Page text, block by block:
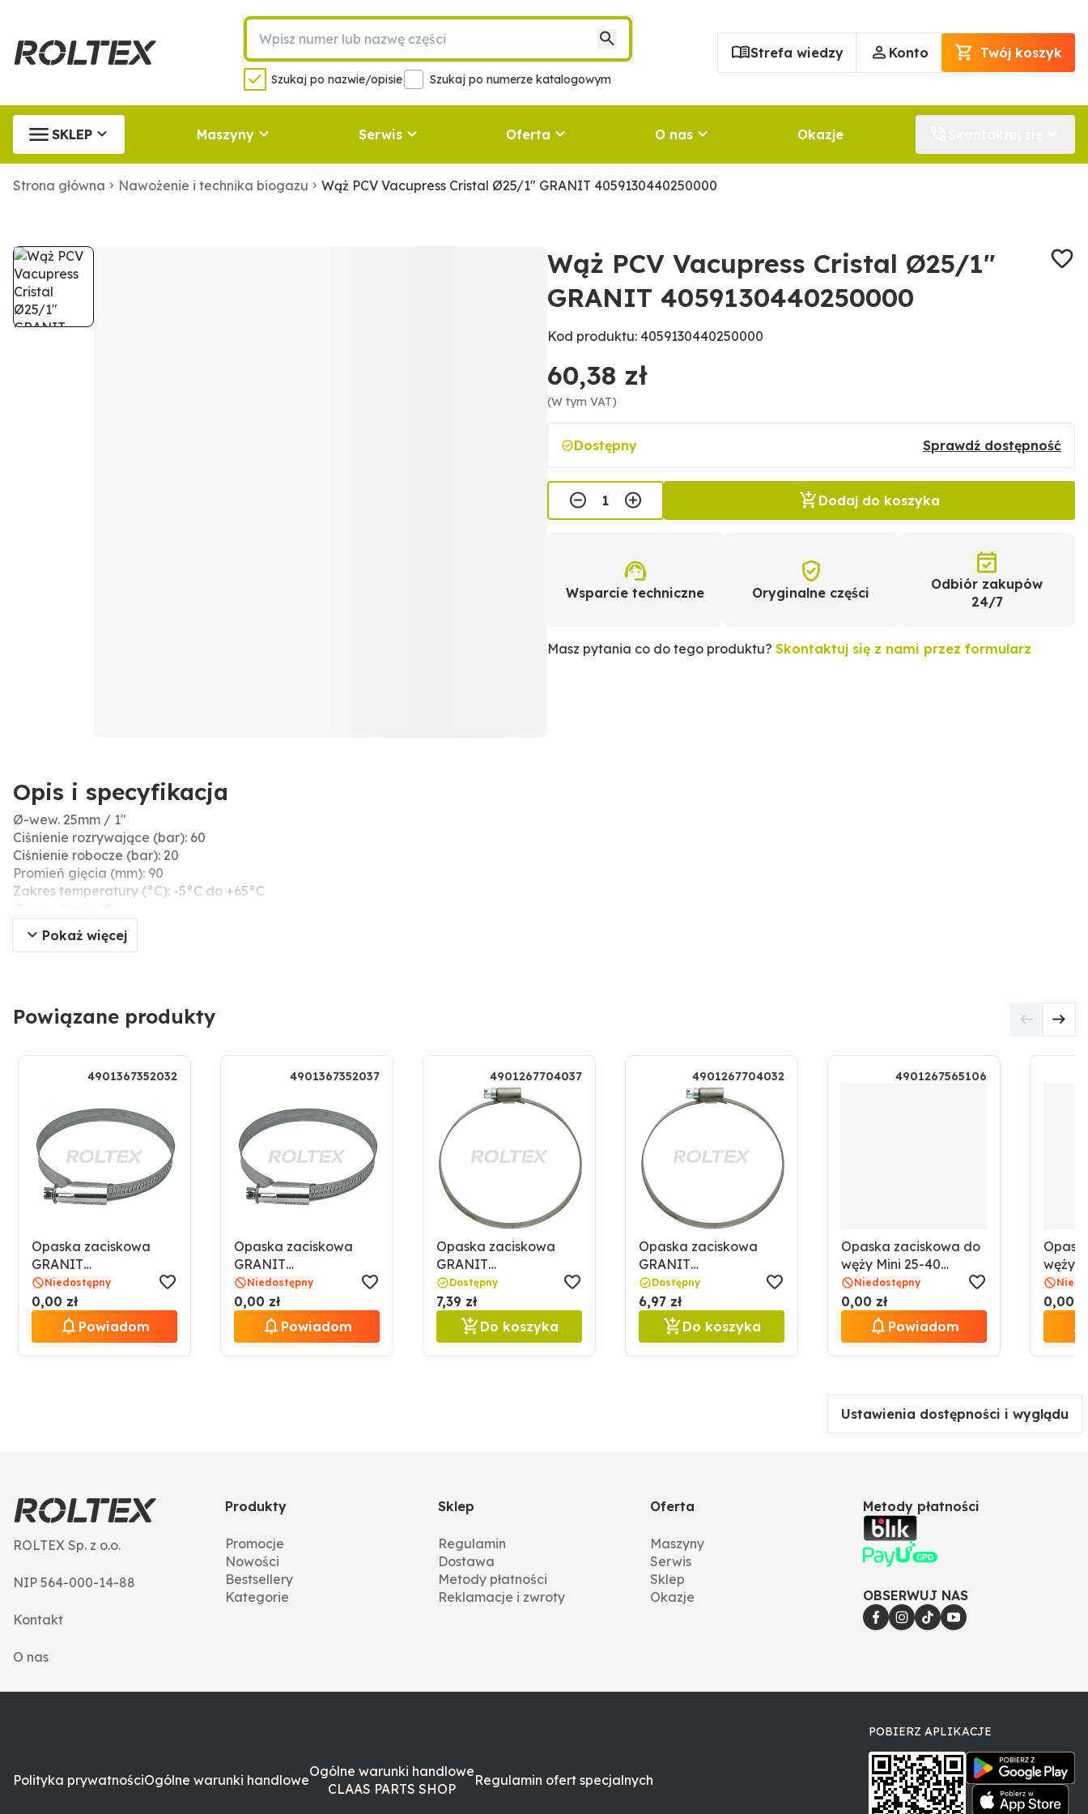
Szukaj po nazwie/opisie Szukaj po numerze katalogowym
Strefa wiedzy Konto Twój koszyk
SKLEP Maszyny Serwis Oferta O nas Okazje
Strona główna Nawożenie i technika biogazu Wąż PCV Vacupress Cristal Ø25/1" GRANIT 4059130440250000
Wąż PCV Vacupress Cristal Ø25/1"
GRANIT 4059130440250000
Kod produktu: 4059130440250000
60,38 zł
(W tym VAT)
Dostępny Sprawdź dostępność
Dodaj do koszyka
Wsparcie techniczne Oryginalne części
Odbiór zakupów
24/7
Masz pytania co do tego produktu? Skontaktuj się z nami przez formularz
Opis i specyfikacja
Ø-wew. 25mm / 1"
Ciśnienie rozrywające (bar): 60
Ciśnienie robocze (bar): 20
Promień gięcia (mm): 90
Zakres temperatury (°C): -5°C do +65°C
Długość rolki (m): 60
Próżnia (bar): 0,88
Średnica wew. (cale): 1"
Pokaż więcej
Powiązane produkty
4901367352032
Opaska zaciskowa
GRANIT
4901367352032
Niedostępny
0,00 zł
Powiadom
4901367352037
Opaska zaciskowa
GRANIT
4901367352037
Niedostępny
0,00 zł
Powiadom
4901267704037
Opaska zaciskowa
GRANIT
4901267704037
Dostępny
7,39 zł
Do koszyka
4901267704032
Opaska zaciskowa
GRANIT
4901267704032
Dostępny
6,97 zł
Do koszyka
4901267565106
Opaska zaciskowa do
węży Mini 25-40
GRANIT
4901267565106
Niedostępny
0,00 zł
Powiadom
węży
0,00
Ustawienia dostępności i wyglądu
ROLTEX Sp. z o.o.
NIP 564-000-14-88
Kontakt
O nas
Produkty
Promocje
Nowości
Bestsellery
Kategorie
Sklep
Regulamin
Dostawa
Metody płatności
Reklamacje i zwroty
Oferta
Maszyny
Serwis
Sklep
Okazje
Metody płatności
OBSERWUJ NAS
Polityka prywatnościOgólne warunki handlowe
Ogólne warunki handlowe
CLAAS PARTS SHOP
Regulamin ofert specjalnych
POBIERZ APLIKACJE